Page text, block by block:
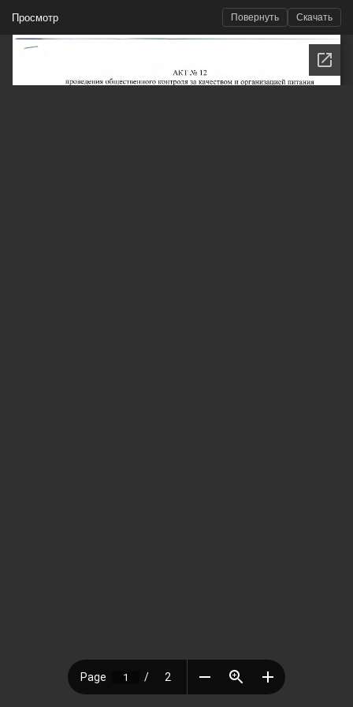
Просмотр Повернуть Скачать